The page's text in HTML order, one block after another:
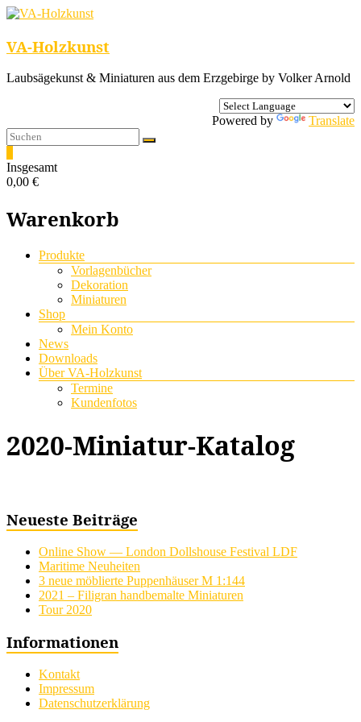
VA-Holzkunst
Laubsägekunst & Miniaturen aus dem Erzgebirge by Volker Arnold
Powered by Translate
Insgesamt
0,00 €
Warenkorb
Menü
Produkte
Vorlagenbücher
Dekoration
Miniaturen
Shop
Mein Konto
News
Downloads
Über VA-Holzkunst
Termine
Kundenfotos
2020-Miniatur-Katalog
Neueste Beiträge
Online Show — London Dollshouse Festival LDF
Maritime Neuheiten
3 neue möblierte Puppenhäuser M 1:144
2021 – Filigran handbemalte Miniaturen
Tour 2020
Informationen
Kontakt
Impressum
Datenschutzerklärung